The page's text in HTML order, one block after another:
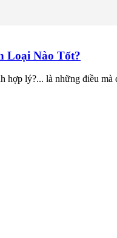
Loại Nào Tốt?
lý?... là những điều mà